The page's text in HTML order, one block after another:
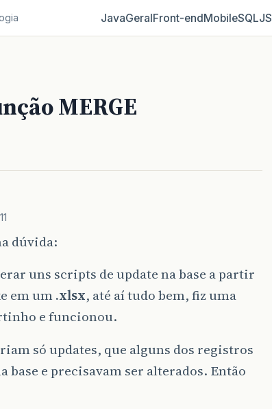
JavaGeralFront‑endMobileSQLJS
MERGE
dúvida:
uns scripts de update na base a partir
em um.xlsx, até aí tudo bem, fiz uma
e funcionou.
só updates, que alguns dos registros
base e precisavam ser alterados. Então